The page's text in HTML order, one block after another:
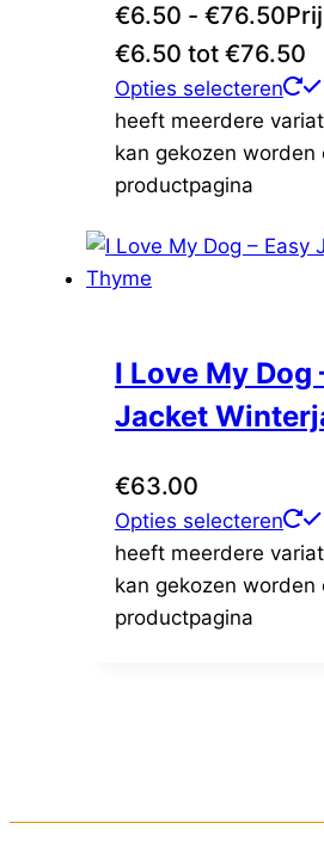
€6.50 - €76.50
€6.50 tot €76.50
Opties selecteren
heeft meerdere
kan gekozen worden
productpagina
I Love My Dog
Jacket
€63.00
Opties selecteren
heeft meerdere
kan gekozen worden
productpagina